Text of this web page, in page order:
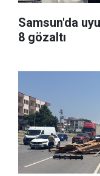
Samsun'da
8 gözaltı